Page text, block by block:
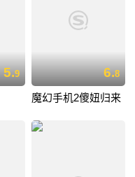
5.9 6.8
魔幻手机2傻妞归来